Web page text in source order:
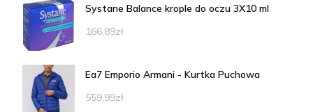
Systane Balance krople do oczu 3X10 ml
166,89zł
Ea7 Emporio Armani - Kurtka Puchowa
559,99zł